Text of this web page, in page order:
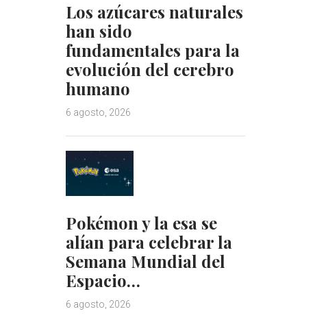
Los azúcares naturales
han sido
fundamentales para la
evolución del cerebro
humano
6 agosto, 2026
Pokémon y la esa se
alían para celebrar la
Semana Mundial del
Espacio…
6 agosto, 2026